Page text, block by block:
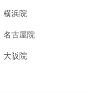
横浜院
名古屋院
大阪院